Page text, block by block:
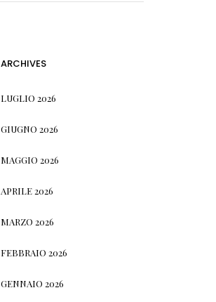
ARCHIVES
LUGLIO 2026
GIUGNO 2026
MAGGIO 2026
APRILE 2026
MARZO 2026
FEBBRAIO 2026
GENNAIO 2026